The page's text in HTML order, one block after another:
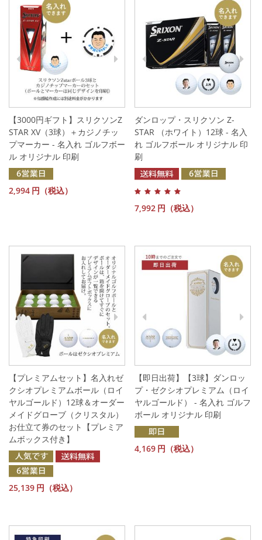
【3000円ギフト】スリクソンZ
STAR XV（3球）＋カジノチッ
プマーカー - 名入れ ゴルフボー
ル オリジナル 印刷
2,994 円（税込）
ダンロップ・スリクソン Z-
STAR （ホワイト）12球 - 名入
れ ゴルフボール オリジナル 印
刷
7,992 円（税込）
【プレミアムセット】名入れゼ
クシオプレミアムボール（ロイ
ヤルゴールド）12球＆オーダー
メイドグローブ（クリスタル）
お仕立て券のセット【プレミア
ムボックス付き】
25,139 円（税込）
【即日出荷】【3球】ダンロッ
プ・ゼクシオプレミアム（ロイ
ヤルゴールド） - 名入れ ゴルフ
ボール オリジナル 印刷
4,169 円（税込）